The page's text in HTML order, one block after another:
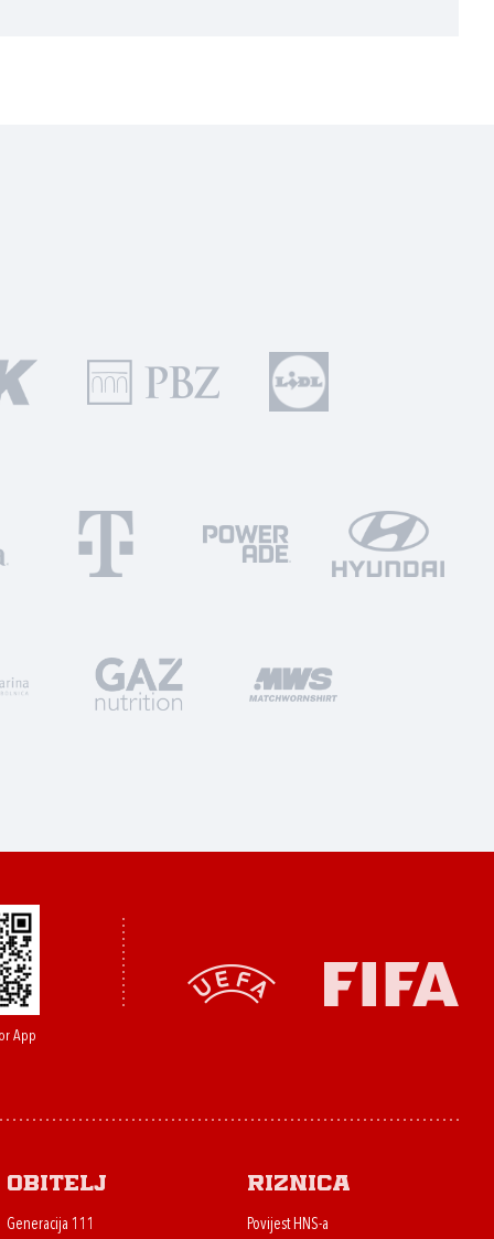
App
Obitelj
Generacija 111
Riznica
Povijest HNS-a